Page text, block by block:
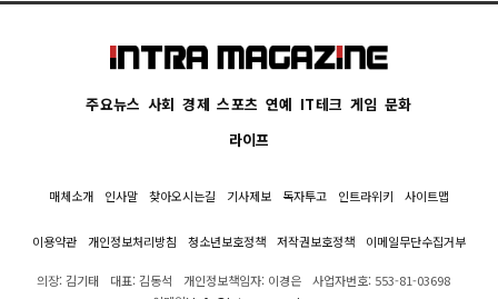
주요뉴스 사회 경제 스포츠 연예 IT테크 게임 문화
라이프
매체소개 인사말 찾아오시는길 기사제보 독자투고 인트라위키 사이트맵
이용약관 개인정보처리방침 청소년보호정책 저작권보호정책 이메일무단수집거부
의장: 김기태 대표: 김동석 개인정보책임자: 이경은
사업자번호: 553-81-03698